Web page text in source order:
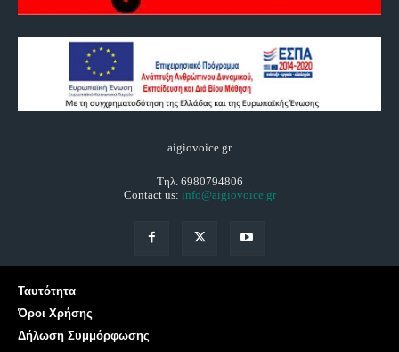
aigiovoice.gr
Τηλ. 6980794806
Contact us: info@aigiovoice.gr
Ταυτότητα
Όροι Χρήσης
Δήλωση Συμμόρφωσης